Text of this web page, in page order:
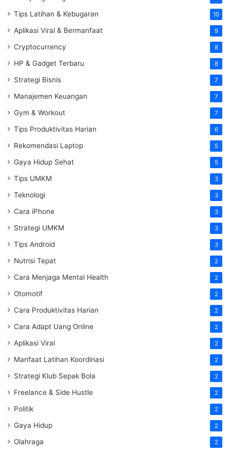
Tips Latihan & Kebugaran 10
Aplikasi Viral & Bermanfaat 9
Cryptocurrency 8
HP & Gadget Terbaru 8
Strategi Bisnis 7
Manajemen Keuangan 7
Gym & Workout 7
Tips Produktivitas Harian 6
Rekomendasi Laptop 5
Gaya Hidup Sehat 5
Tips UMKM 3
Teknologi 3
Cara iPhone 3
Strategi UMKM 3
Tips Android 3
Nutrisi Tepat 2
Cara Menjaga Mental Health 2
Otomotif 2
Cara Produktivitas Harian 2
Cara Adapt Uang Online 2
Aplikasi Viral 2
Manfaat Latihan Koordinasi 2
Strategi Klub Sepak Bola 2
Freelance & Side Hustle 2
Politik 2
Gaya Hidup 2
Olahraga 2